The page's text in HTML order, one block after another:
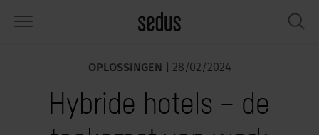
Monitor "Sedus INSIGHTS"
bij Sedus
OPLOSSINGEN | 28/02/2024
Hybride hotels – de